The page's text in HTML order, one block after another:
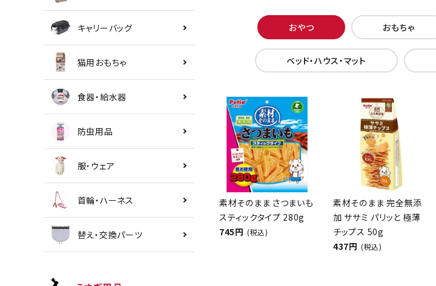
キャリーバッグ
猫用おもちゃ
食器・給水器
防虫用品
服・ウェア
首輪・ハーネス
替え・交換パーツ
おやつ おもちゃ
ベッド・ハウス・マット
素材そのまま さつまいも
スティックタイプ 280g
745円 (税込)
素材そのまま 完全無添
加 ササミ パリッと 極薄
チップス 50g
437円 (税込)